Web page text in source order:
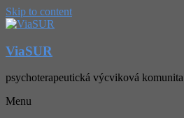
Skip to content
ViaSUR
psychoterapeutická výcviková komunita
Menu